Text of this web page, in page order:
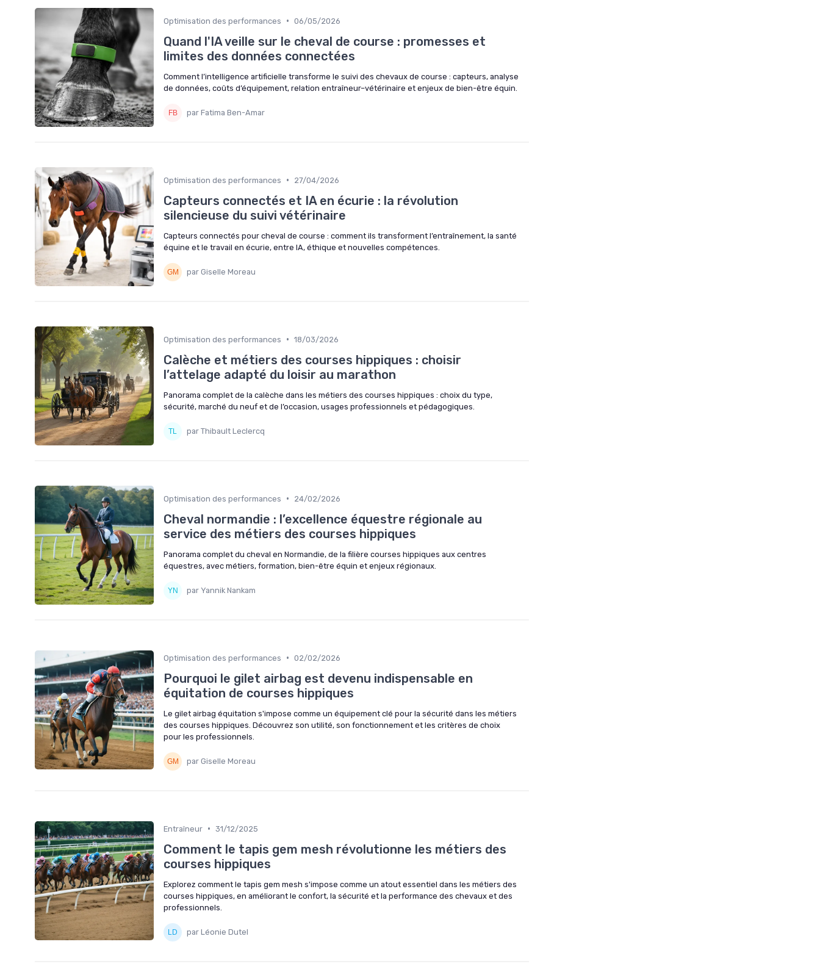
Optimisation des performances • 06/05/2026
Quand l'IA veille sur le cheval de course : promesses et
limites des données connectées
Comment l’intelligence artificielle transforme le suivi des chevaux de course : capteurs, analyse
de données, coûts d’équipement, relation entraîneur–vétérinaire et enjeux de bien-être équin.
par Fatima Ben-Amar
Optimisation des performances • 27/04/2026
Capteurs connectés et IA en écurie : la révolution
silencieuse du suivi vétérinaire
Capteurs connectés pour cheval de course : comment ils transforment l’entraînement, la santé
équine et le travail en écurie, entre IA, éthique et nouvelles compétences.
par Giselle Moreau
Optimisation des performances • 18/03/2026
Calèche et métiers des courses hippiques : choisir
l’attelage adapté du loisir au marathon
Panorama complet de la calèche dans les métiers des courses hippiques : choix du type,
sécurité, marché du neuf et de l’occasion, usages professionnels et pédagogiques.
par Thibault Leclercq
Optimisation des performances • 24/02/2026
Cheval normandie : l’excellence équestre régionale au
service des métiers des courses hippiques
Panorama complet du cheval en Normandie, de la filière courses hippiques aux centres
équestres, avec métiers, formation, bien-être équin et enjeux régionaux.
par Yannik Nankam
Optimisation des performances • 02/02/2026
Pourquoi le gilet airbag est devenu indispensable en
équitation de courses hippiques
Le gilet airbag équitation s'impose comme un équipement clé pour la sécurité dans les métiers
des courses hippiques. Découvrez son utilité, son fonctionnement et les critères de choix
pour les professionnels.
par Giselle Moreau
Entraîneur • 31/12/2025
Comment le tapis gem mesh révolutionne les métiers des
courses hippiques
Explorez comment le tapis gem mesh s'impose comme un atout essentiel dans les métiers des
courses hippiques, en améliorant le confort, la sécurité et la performance des chevaux et des
professionnels.
par Léonie Dutel